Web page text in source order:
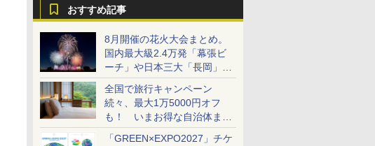
おすすめ記事
8月開催の花火大会まとめ。
国内最大級2.4万発「幕張ビ
ーチ」や日本三大「長岡」な
ど大型イベント目白押し！
全国で旅行キャンペーン
続々、最大1万5000円オフ
も！ いまお得な自治体まと
め
「GREEN×EXPO2027」チケ